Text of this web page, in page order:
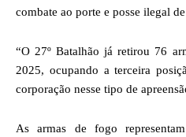
combate ao porte e posse ilegal
“O 27º Batalhão já retirou 76
2025, ocupando a terceira
corporação nesse tipo de
As armas de fogo